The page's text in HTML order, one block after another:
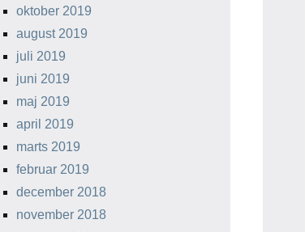
oktober 2019
august 2019
juli 2019
juni 2019
maj 2019
april 2019
marts 2019
februar 2019
december 2018
november 2018